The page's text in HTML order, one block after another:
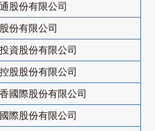
股份有限公司
份有限公司
資股份有限公司
股股份有限公司
國際股份有限公司
際股份有限公司